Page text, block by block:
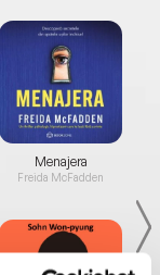
Menajera
Freida McFadden